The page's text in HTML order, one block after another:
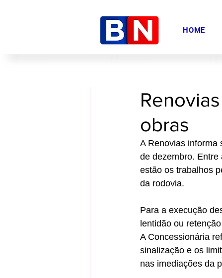
HOME
obras
A Renovias informa
de dezembro. Entre
estão os trabalhos
da rodovia.
Para a execução
lentidão ou
A Concessionária
sinalização e os
nas imediações da